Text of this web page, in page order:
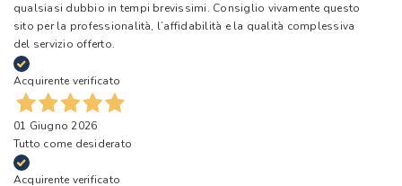
qualsiasi dubbio in tempi brevissimi. Consiglio vivamente questo
sito per la professionalità, l’affidabilità e la qualità complessiva
del servizio offerto.
Acquirente verificato
01 Giugno 2026
Tutto come desiderato
Acquirente verificato